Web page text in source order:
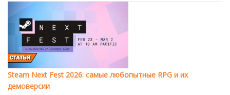
Steam Next Fest 2026: самые любопытные RPG и их
демоверсии